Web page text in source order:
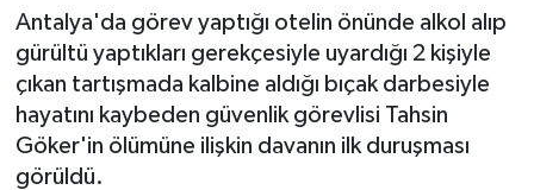
Antalya'da görev yaptığı otelin önünde alkol alıp
gürültü yaptıkları gerekçesiyle uyardığı 2 kişiyle
çıkan tartışmada kalbine aldığı bıçak darbesiyle
hayatını kaybeden güvenlik görevlisi Tahsin
Göker'in ölümüne ilişkin davanın ilk duruşması
görüldü.
GENEL
Güncel
HABERDE İNSAN
Haber Arşivi